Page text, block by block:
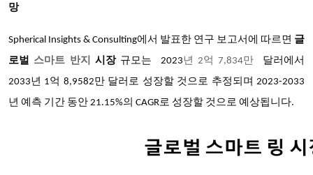
망
Spherical Insights & Consulting에서 발표한 연구 보고서에 따르면 글
로벌 스마트 반지 시장규모는 2023 년 2억 7,834만
달러에서
2033년 1억 8,9582만 달러로 성장할 것으로 추정되며 2023-2033
년 예측 기간 동안 21.15%의 CAGR로 성장할 것으로 예상됩니다.